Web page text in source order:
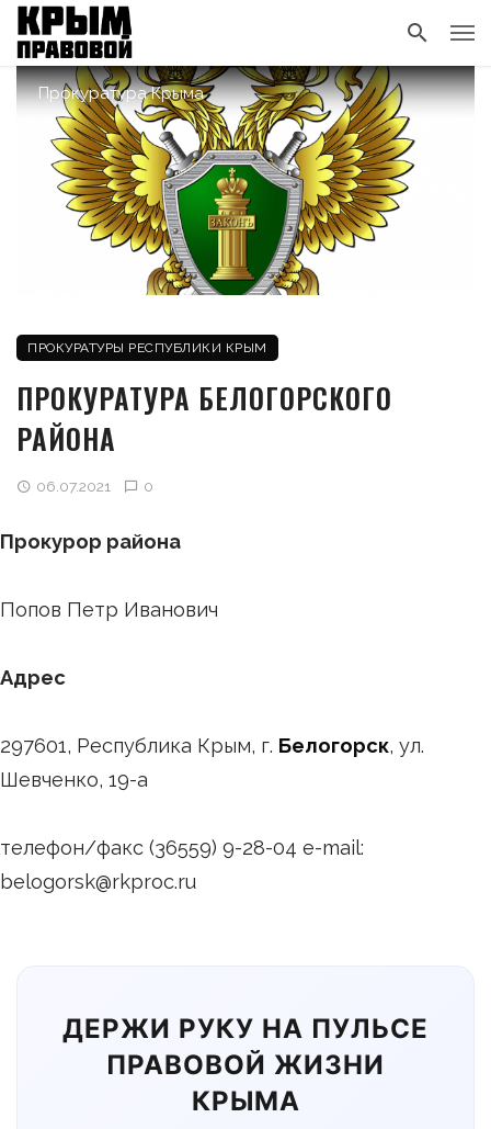
Прокуратура Крыма
ПРОКУРАТУРЫ РЕСПУБЛИКИ КРЫМ
ПРОКУРАТУРА БЕЛОГОРСКОГО
РАЙОНА
06.07.2021 0
Прокурор района
Попов Петр Иванович
Адрес
297601, Республика Крым, г. Белогорск, ул.
Шевченко, 19-а
телефон/факс (36559) 9-28-04 e-mail:
belogorsk@rkproc.ru
ДЕРЖИ РУКУ НА ПУЛЬСЕ
ПРАВОВОЙ ЖИЗНИ
КРЫМА